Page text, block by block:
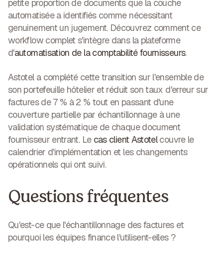
petite proportion de documents que la couche
automatisée a identifiés comme nécessitant
genuinement un jugement. Découvrez comment ce
workflow complet s'intègre dans la plateforme
d'automatisation de la comptabilité fournisseurs.
Astotel a complété cette transition sur l'ensemble de
son portefeuille hôtelier et réduit son taux d'erreur sur
factures de7 % à 2 % tout en passant d'une
couverture partielle par échantillonnage à une
validation systématique de chaque document
fournisseur entrant. Le cas client Astotelcouvre le
calendrier d'implémentation et les changements
opérationnels qui ont suivi.
Questions fréquentes
Qu'est-ce que l'échantillonnage des factures et
pourquoi les équipes finance l'utilisent-elles ?